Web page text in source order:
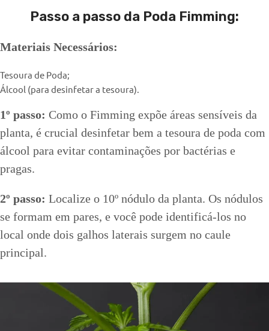
Passo a passo da Poda Fimming:
Materiais Necessários:
Tesoura de Poda;
Álcool (para desinfetar a tesoura).
1º passo: Como o Fimming expõe áreas sensíveis da
planta, é crucial desinfetar bem a tesoura de poda com
álcool para evitar contaminações por bactérias e
pragas.
2º passo: Localize o 10º nódulo da planta. Os nódulos
se formam em pares, e você pode identificá-los no
local onde dois galhos laterais surgem no caule
principal.